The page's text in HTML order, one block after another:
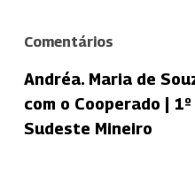
Comentários
Andréa. Maria de
com o Cooperado |
Sudeste Mineiro